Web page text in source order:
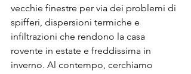
vecchie finestre per via dei problemi di
spifferi, dispersioni termiche e
infiltrazioni che rendono la casa
rovente in estate e freddissima in
inverno. Al contempo, cerchiamo